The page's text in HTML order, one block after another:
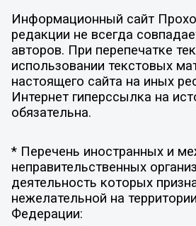
Информационный сайт
редакции не всегда
авторов. При перепечатке
использовании текстовых
настоящего сайта на иных
Интернет гиперссылка на
обязательна.
* Перечень иностранных и
неправительственных
деятельность которых
нежелательной на
Федерации: